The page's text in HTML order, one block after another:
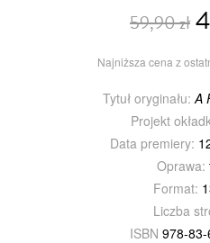
59,90 zł
Najniższa cena z
Tytuł oryginału: A
Projekt
Data premiery:
Oprawa:
Format:
Liczba
ISBN 978-